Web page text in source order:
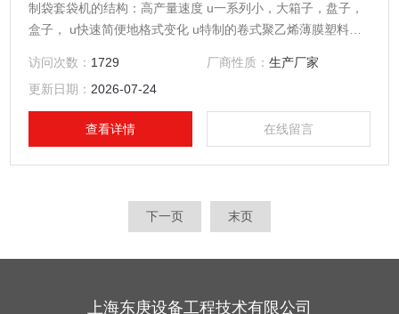
制袋套袋机的结构：高产量速度 u一系列小，大箱子，盘子，
盒子， u快速简便地格式变化 u特制的卷式聚乙烯薄膜塑料袋
访问次数： 1729 厂商性质： 生产厂家
更新日期： 2026-07-24
查看详情 在线留言
下一页 末页
上海东庚设备工程技术有限公司